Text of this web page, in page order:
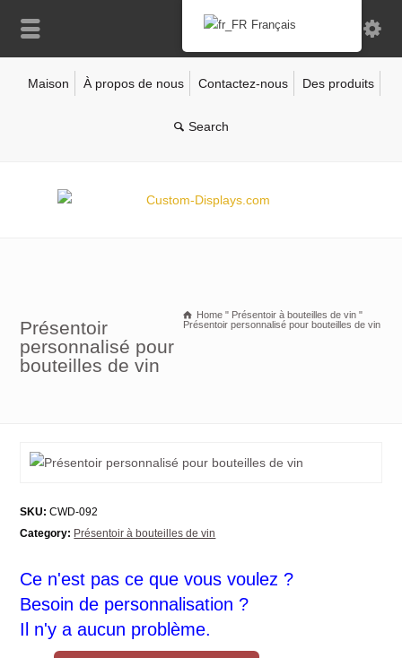
Maison À propos de nous Contactez-nous Des produits
Présentoir
personnalisé pour
bouteilles de vin
Home " Présentoir à bouteilles de vin "
Présentoir personnalisé pour bouteilles de vin
SKU: CWD-092
Category: Présentoir à bouteilles de vin
Ce n'est pas ce que vous voulez ?
Besoin de personnalisation ?
Il n'y a aucun problème.
Français